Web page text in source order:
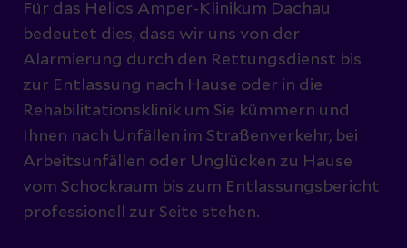
Für das Helios Amper-Klinikum Dachau
bedeutet dies, dass wir uns von der
Alarmierung durch den Rettungsdienst bis
zur Entlassung nach Hause oder in die
Rehabilitationsklinik um Sie kümmern und
Ihnen nach Unfällen im Straßenverkehr, bei
Arbeitsunfällen oder Unglücken zu Hause
vom Schockraum bis zum Entlassungsbericht
professionell zur Seite stehen.